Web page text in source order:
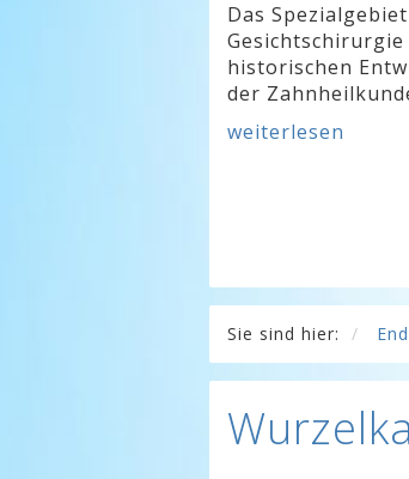
Das
historischen
der
weiterlesen
Sie sind hier: